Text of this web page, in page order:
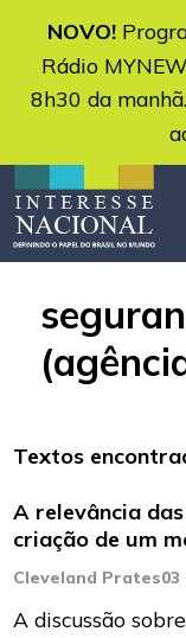
NOVO!
Rádio
8h30 da manhã.
Textos
A relevância
criação de um
Cleveland Prates03
A discussão